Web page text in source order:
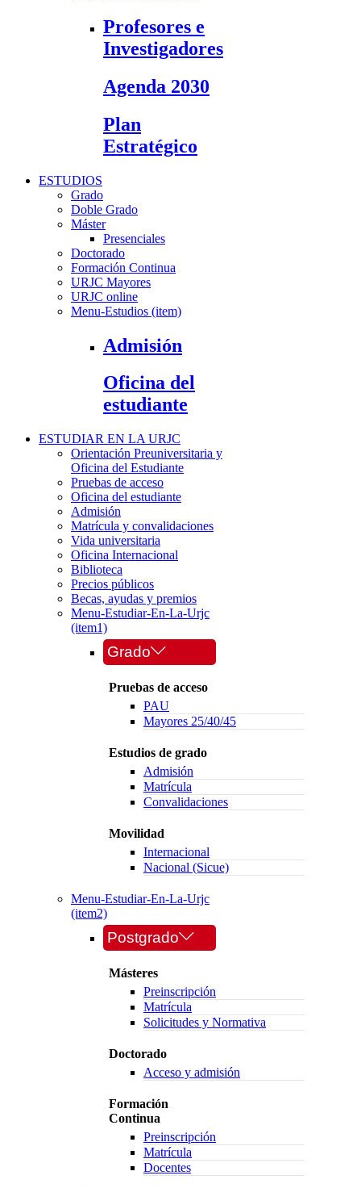
Profesores e
Investigadores
Agenda 2030
Plan
Estratégico
ESTUDIOS
Grado
Doble Grado
Máster
Presenciales
Doctorado
Formación Continua
URJC Mayores
URJC online
Menu-Estudios (item)
Admisión
Oficina del
estudiante
ESTUDIAR EN LA URJC
Orientación Preuniversitaria y
Oficina del Estudiante
Pruebas de acceso
Oficina del estudiante
Admisión
Matrícula y convalidaciones
Vida universitaria
Oficina Internacional
Biblioteca
Precios públicos
Becas, ayudas y premios
Menu-Estudiar-En-La-Urjc
(item1)
Grado
Pruebas de acceso
PAU
Mayores 25/40/45
Estudios de grado
Admisión
Matrícula
Convalidaciones
Movilidad
Internacional
Nacional (Sicue)
Menu-Estudiar-En-La-Urjc
(item2)
Postgrado
Másteres
Preinscripción
Matrícula
Solicitudes y Normativa
Doctorado
Acceso y admisión
Formación
Continua
Preinscripción
Matrícula
Docentes